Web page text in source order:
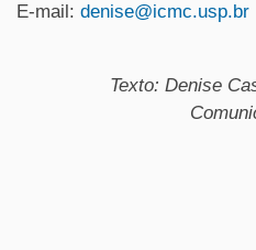
E-mail: denise@icmc.usp.br
Texto: Denise